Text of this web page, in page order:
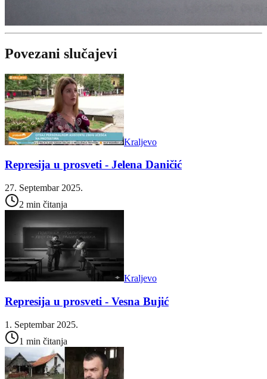
Povezani slučajevi
Kraljevo
Represija u prosveti - Jelena Daničić
27. Septembar 2025.
2 min čitanja
Kraljevo
Represija u prosveti - Vesna Bujić
1. Septembar 2025.
1 min čitanja